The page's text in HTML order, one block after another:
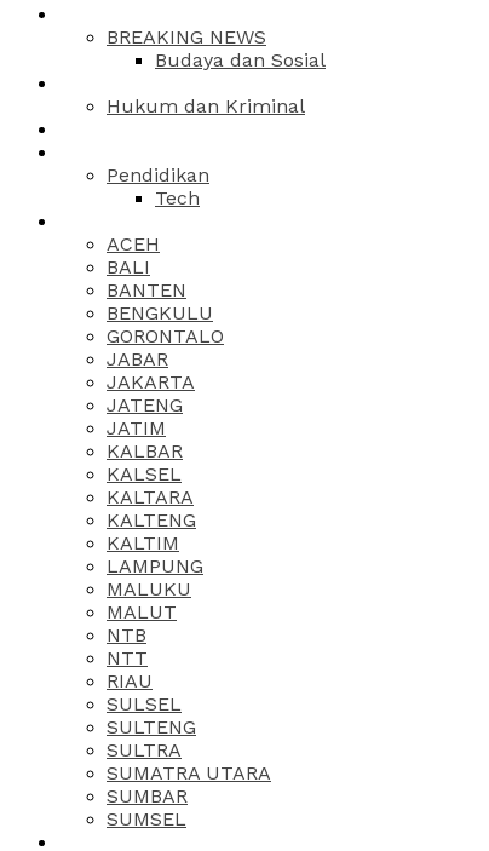
BREAKING NEWS
Budaya dan Sosial
Hukum dan Kriminal
Pendidikan
Tech
ACEH
BALI
BANTEN
BENGKULU
GORONTALO
JABAR
JAKARTA
JATENG
JATIM
KALBAR
KALSEL
KALTARA
KALTENG
KALTIM
LAMPUNG
MALUKU
MALUT
NTB
NTT
RIAU
SULSEL
SULTENG
SULTRA
SUMATRA UTARA
SUMBAR
SUMSEL